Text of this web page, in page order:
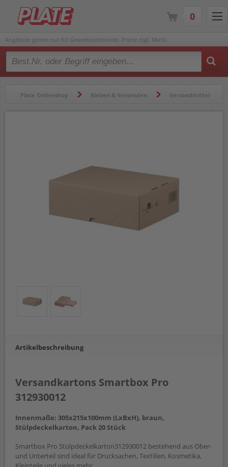
Angebote gelten nur für Gewerbetreibende. Preise zzgl. MwSt.
Type 2 or more characters for results.
Plate Onlineshop Kleben & Versenden Versandmittel
Artikelbeschreibung
Versandkartons Smartbox Pro
312930012
Innenmaße: 305x215x100mm (LxBxH), braun,
Stülpdeckelkarton, Pack 20 Stück
Smartbox Pro Stülpdeckelkarton312930012 bestehend aus Ober-
und Unterteil sind ideal für Drucksachen, Textilien, Kosmetika,
0